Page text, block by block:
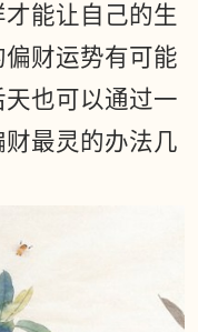
能让自己的生
财运势有可能
也可以通过一
最灵的办法几